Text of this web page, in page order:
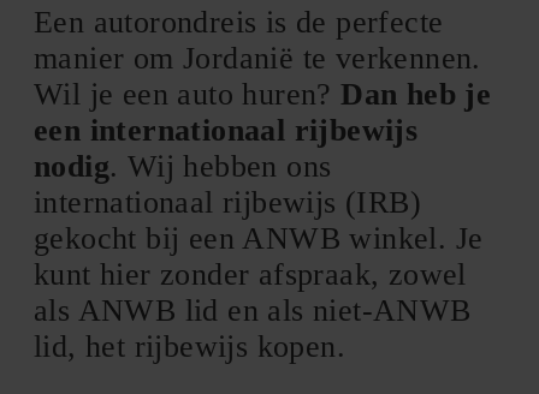
Een autorondreis is de perfecte
manier om Jordanië te verkennen.
Wil je een auto huren?Dan heb je
een internationaal rijbewijs
nodig. Wij hebben ons
internationaal rijbewijs (IRB)
gekocht bij een ANWB winkel. Je
kunt hier zonder afspraak, zowel
als ANWB lid en als niet-ANWB
lid, het rijbewijs kopen.